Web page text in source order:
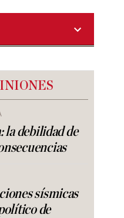
la debilidad de
sísmicas
de